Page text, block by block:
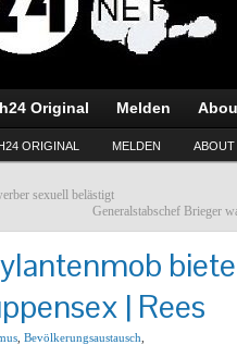
Original Melden
ORIGINAL MELDEN ABOUT
sexuell belästigt
Generalstabschef Brieger
| Rees
Bevölkerungsaustausch